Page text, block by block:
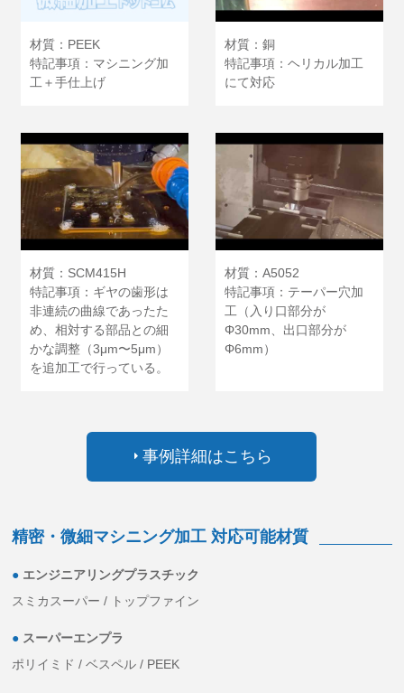
材質：PEEK
特記事項：マシニング加
工＋手仕上げ
材質：銅
特記事項：ヘリカル加工
にて対応
材質：SCM415H
特記事項：ギヤの歯形は
非連続の曲線であったた
め、相対する部品との細
かな調整（3μm〜5μm）
を追加工で行っている。
材質：A5052
特記事項：テーパー穴加
工（入り口部分が
Φ30mm、出口部分が
Φ6mm）
事例詳細はこちら
精密・微細マシニング加工 対応可能材質
● エンジニアリングプラスチック
スミカスーパー / トップファイン
● スーパーエンプラ
ポリイミド / ベスペル / PEEK